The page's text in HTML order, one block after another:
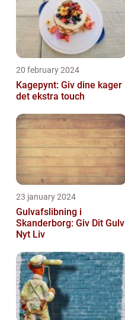
20 february 2024
Kagepynt: Giv dine kager
det ekstra touch
23 january 2024
Gulvafslibning i
Skanderborg: Giv Dit Gulv
Nyt Liv